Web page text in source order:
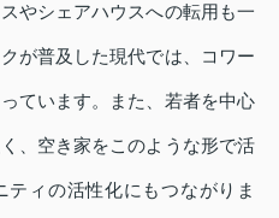
やシェアハウスへの転用も一
が普及した現代では、コワー
ています。また、若者を中心
、空き家をこのような形で活
ィの活性化にもつながりま